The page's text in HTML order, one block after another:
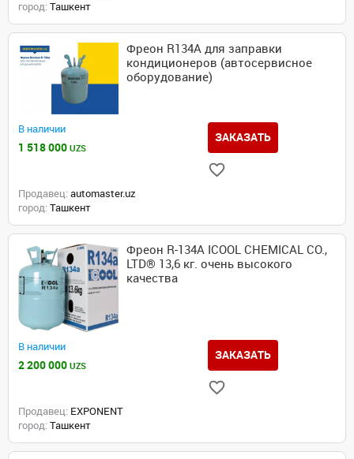
город: Ташкент
Фреон R134A для заправки
кондиционеров (автосервисное
оборудование)
В наличии
1 518 000 UZS
ЗАКАЗАТЬ
Продавец: automaster.uz
город: Ташкент
Фреон R-134A ICOOL CHEMICAL CO.,
LTD® 13,6 кг. очень высокого
качества
В наличии
2 200 000 UZS
ЗАКАЗАТЬ
Продавец: EXPONENT
город: Ташкент